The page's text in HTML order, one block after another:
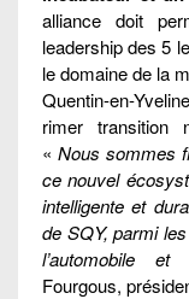
alliance doit
leadership des 5
le domaine de la
Quentin-en-
rimer transition
« Nous sommes
ce nouvel
intelligente et
de SQY, parmi
l’automobile
Fourgous,